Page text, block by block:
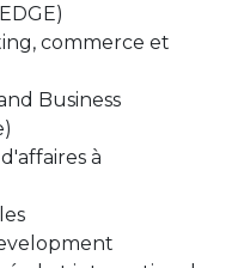
commerce et
Business
à